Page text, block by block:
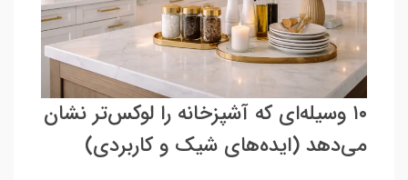
۱۰ وسیله‌ای که آشپزخانه را لوکس‌تر نشان
می‌دهد (ایده‌های شیک و کاربردی)